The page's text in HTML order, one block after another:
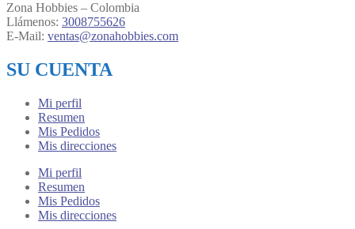
Zona Hobbies – Colombia
Llámenos: 3008755626
E-Mail: ventas@zonahobbies.com
SU CUENTA
Mi perfil
Resumen
Mis Pedidos
Mis direcciones
Mi perfil
Resumen
Mis Pedidos
Mis direcciones